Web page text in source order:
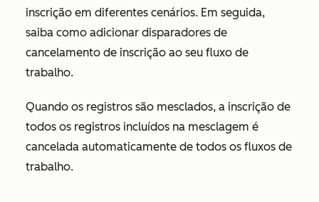
inscrição em diferentes cenários. Em seguida,
saiba como adicionar disparadores de
cancelamento de inscrição ao seu fluxo de
trabalho.
Quando os registros são mesclados, a inscrição de
todos os registros incluídos na mesclagem é
cancelada automaticamente de todos os fluxos de
trabalho.